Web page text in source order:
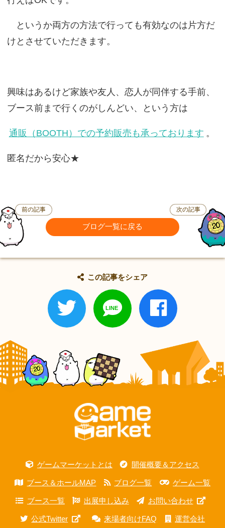
というか両方の方法で行っても有効なのは片方だ
けとさせていただきます。
興味はあるけど家族や友人、恋人が同伴する手前、
ブース前まで行くのがしんどい、という方は
通販（BOOTH）での予約販売も承っております 。
匿名だから安心★
前の記事
ブログ一覧に戻る
次の記事
この記事をシェア
ゲームマーケットとは 開催概要＆アクセス
ブース＆ホールMAP ブログ一覧 ゲーム一覧
ブース一覧 出展申し込み お問い合わせ
公式Twitter 来場者向けFAQ 運営会社